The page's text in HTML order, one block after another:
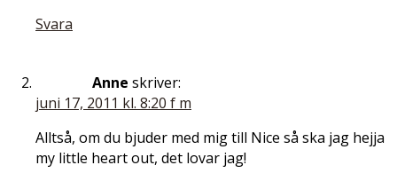
Svara
Anne skriver:
juni 17, 2011 kl. 8:20 f m
Alltså, om du bjuder med mig till Nice så ska jag hejja
my little heart out, det lovar jag!